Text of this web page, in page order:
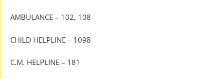
AMBULANCE – 102, 108
CHILD HELPLINE – 1098
C.M. HELPLINE – 181